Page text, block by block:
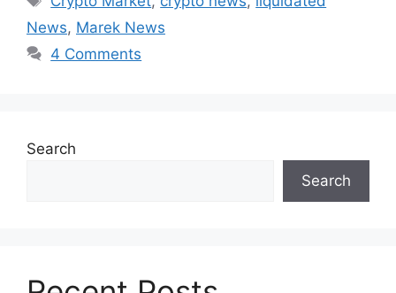
News, Marek News
4 Comments
Search
Search